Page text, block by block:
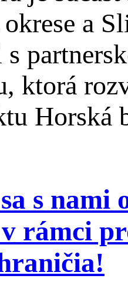
a
ktorá
s
v rámci